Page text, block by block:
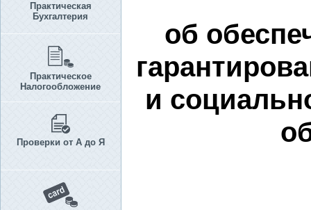
Практическая
Бухгалтерия
Практическое
Налогообложение
Проверки от А до Я
об
и